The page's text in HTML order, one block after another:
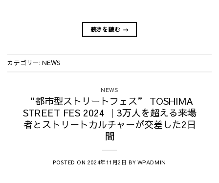
続きを読む →
カテゴリー: NEWS
NEWS
“都市型ストリートフェス” TOSHIMA
STREET FES 2024 ｜3万人を超える来場
者とストリートカルチャーが交差した2日
間
POSTED ON 2024年11月2日 BY WPADMIN